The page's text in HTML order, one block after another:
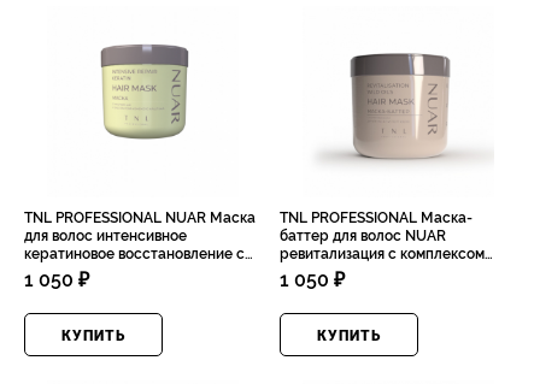
TNL PROFESSIONAL NUAR Маска
для волос интенсивное
кератиновое восстановление с
маслом ши и экстрактом
конского каштана, 300мл
1 050 ₽
КУПИТЬ
TNL PROFESSIONAL Маска-
баттер для волос NUAR
ревитализация с комплексом
диких масел и пептидов, 300мл
1 050 ₽
КУПИТЬ